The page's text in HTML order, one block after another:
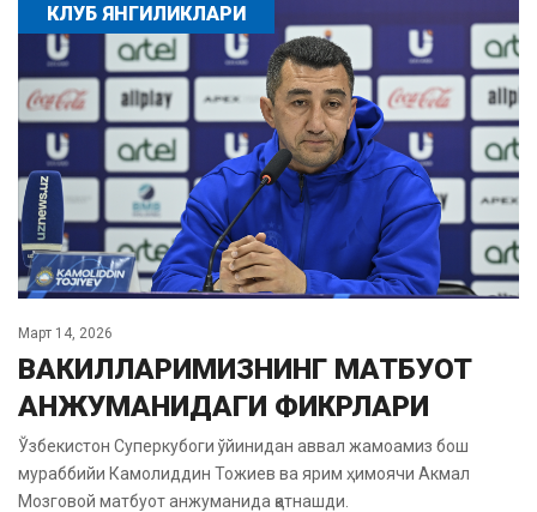
КЛУБ ЯНГИЛИКЛАРИ
Март 14, 2026
ВАКИЛЛАРИМИЗНИНГ МАТБУОТ
АНЖУМАНИДАГИ ФИКРЛАРИ
Ўзбекистон Суперкубоги ўйинидан аввал жамоамиз бош
мураббийи Камолиддин Тожиев ва ярим ҳимоячи Акмал
Мозговой матбуот анжуманида қатнашди.